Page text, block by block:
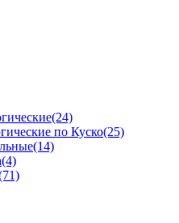
(24)
по Куско(25)
(14)
(4)